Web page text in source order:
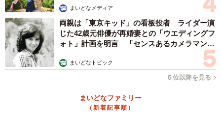
その道を突き進みたい。ホラーというジャンルは言葉や文
化の壁を超えて共有できる「恐怖」を扱うため、世界に挑
戦するには大きな可能性があります。
――今作の演出にも、海外を意識したポイントがあるので
下津監督：前作で海外の映画祭を回った際、日本の「規
まいどなメディア
両親は「東京キッド」の看板役者 ライダー演
じた42歳元俳優が再婚妻との「ウエディングフ
ォト」計画を明言 「センスあるカメラマン求
まいどなトピック
６位以降を見る
まいどなファミリー
（新着記事順）